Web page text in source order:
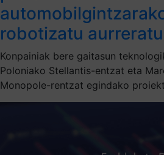
robotizatu
Konpainiak bere gaitasun
Poloniako Stellantis-entzat eta
Monopole-rentzat egindako